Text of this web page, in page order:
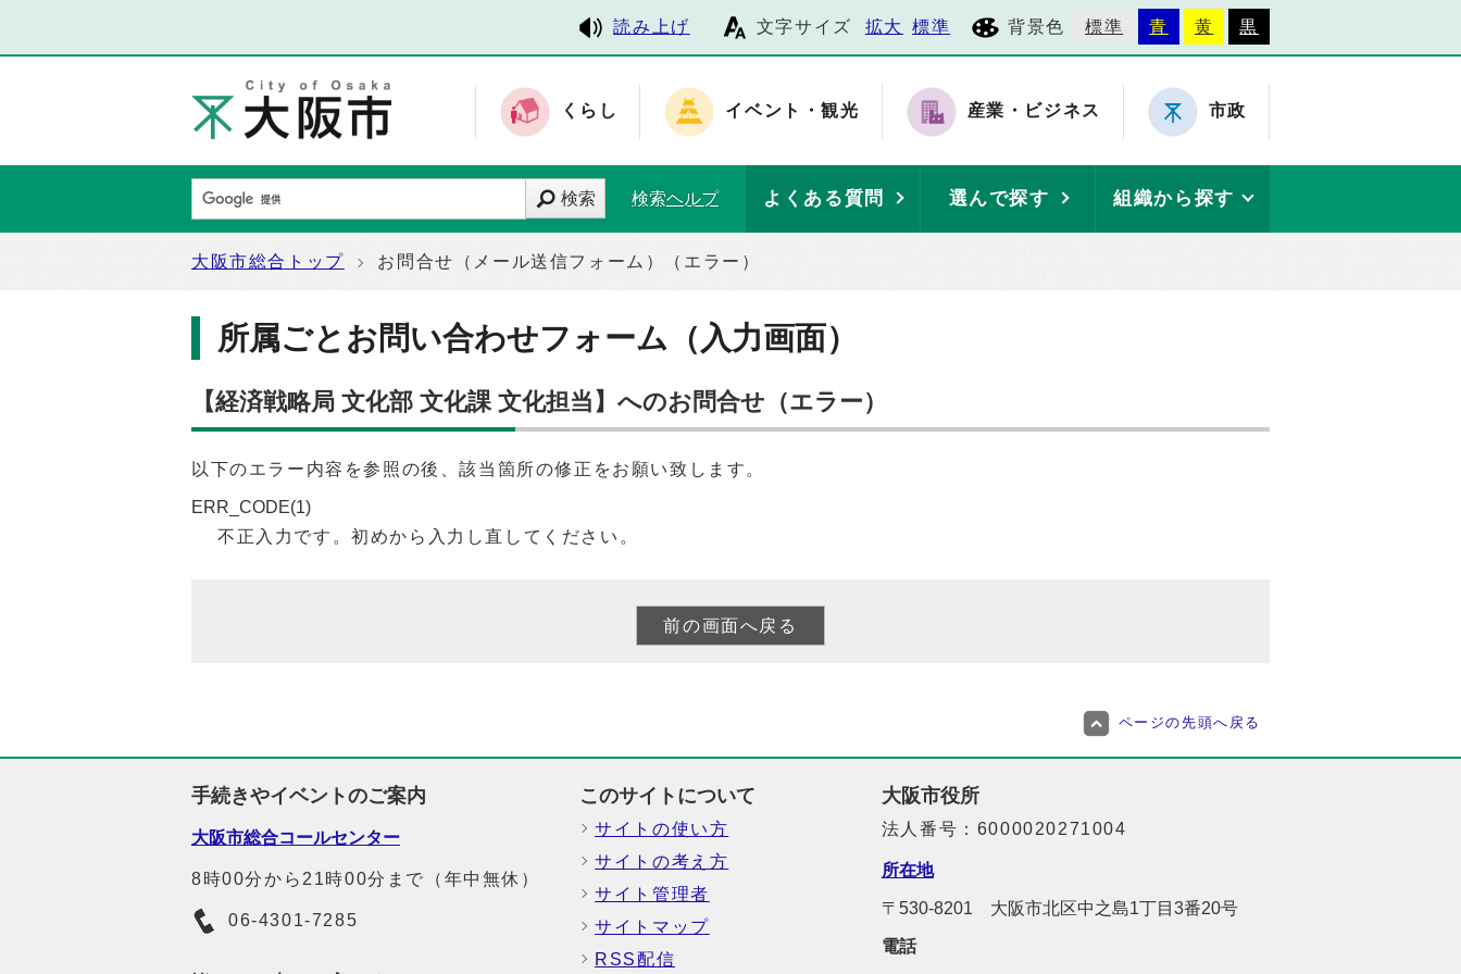
読み上げ 文字サイズ 拡大 標準 背景色 標準 青 黄 黒
くらし イベント・観光 産業・ビジネス 市政
検索 検索ヘルプ よくある質問 選んで探す 組織から探す
大阪市総合トップ お問合せ（メール送信フォーム）（エラー）
所属ごとお問い合わせフォーム（入力画面）
【経済戦略局 文化部 文化課 文化担当】へのお問合せ（エラー）
以下のエラー内容を参照の後、該当箇所の修正をお願い致します。
ERR_CODE(1)
不正入力です。初めから入力し直してください。
ページの先頭へ戻る
手続きやイベントのご案内
大阪市総合コールセンター
8時00分から21時00分まで（年中無休）
06-4301-7285
このサイトについて
サイトの使い方
サイトの考え方
サイト管理者
サイトマップ
RSS配信
大阪市役所
法人番号：6000020271004
所在地
〒530-8201 大阪市北区中之島1丁目3番20号
電話